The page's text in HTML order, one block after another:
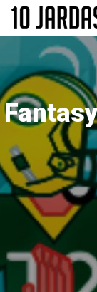
Pular
o
conteúdo
principal